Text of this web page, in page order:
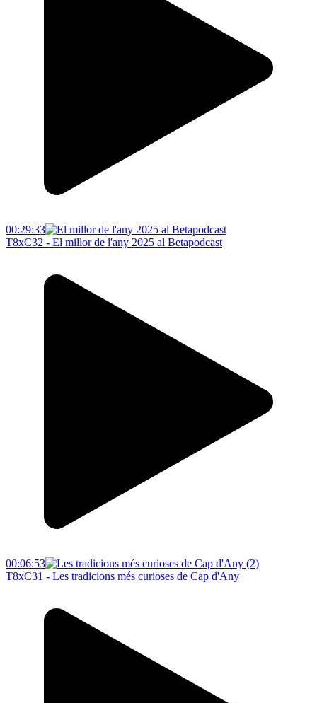
00:29:33
T8xC32 - El millor de l'any 2025 al Betapodcast
00:06:53
T8xC31 - Les tradicions més curioses de Cap d'Any